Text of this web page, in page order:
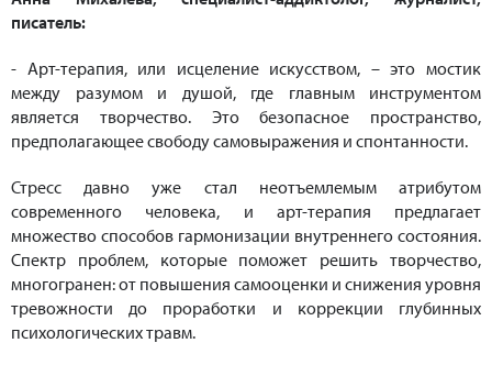
писатель:
- Арт-терапия, или исцеление искусством, – это мостик
между разумом и душой, где главным инструментом
является творчество. Это безопасное пространство,
предполагающее свободу самовыражения и спонтанности.
Стресс давно уже стал неотъемлемым атрибутом
современного человека, и арт-терапия предлагает
множество способов гармонизации внутреннего состояния.
Спектр проблем, которые поможет решить творчество,
многогранен: от повышения самооценки и снижения уровня
тревожности до проработки и коррекции глубинных
психологических травм.